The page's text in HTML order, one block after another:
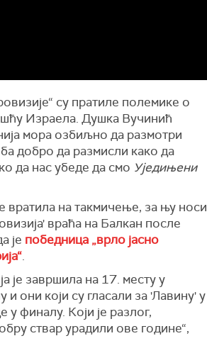
су пратиле полемике о
Израела. Душка Вучинић
мора озбиљно да размотри
добро да размисли како да
да нас убеде да смо Уједињени
вратила на такмичење, за њу носи
враћа на Балкан после
је победница „врло јасно
.
је завршила на 17. месту у
они који су гласали за 'Лавину' у
финалу. Који је разлог,
ствар урадили ове године“,